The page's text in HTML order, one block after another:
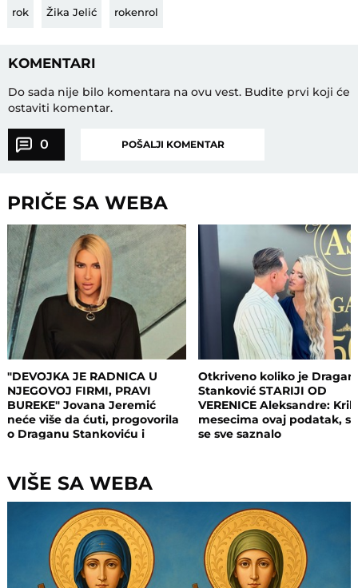
rok Žika Jelić rokenrol
KOMENTARI
Do sada nije bilo komentara na ovu vest. Budite prvi koji će
ostaviti komentar.
0 POŠALJI KOMENTAR
PRIČE SA WEBA
"DEVOJKA JE RADNICA U
NJEGOVOJ FIRMI, PRAVI
BUREKE" Jovana Jeremić
neće više da ćuti, progovorila
o Draganu Stankoviću i
Otkriveno koliko je Dragan
Stanković STARIJI OD
VERENICE Aleksandre: Krili
mesecima ovaj podatak,
se sve saznalo
VIŠE SA WEBA